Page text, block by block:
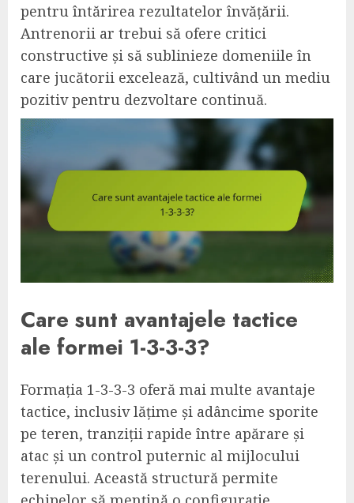
pentru întărirea rezultatelor învățării.
Antrenorii ar trebui să ofere critici
constructive și să sublinieze domeniile în
care jucătorii excelează, cultivând un mediu
pozitiv pentru dezvoltare continuă.
Care sunt avantajele tactice
ale formei 1-3-3-3?
Formația 1-3-3-3 oferă mai multe avantaje
tactice, inclusiv lățime și adâncime sporite
pe teren, tranziții rapide între apărare și
atac și un control puternic al mijlocului
terenului. Această structură permite